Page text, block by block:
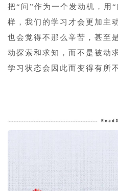
把“问”作为一个发动机，用
样，我们的学习才会更加主
也会觉得不那么辛苦，甚至
动探索和求知，而不是被动
学习状态会因此而变得有所